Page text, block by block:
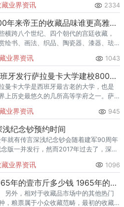
者，具有非常高的收藏价值，其价格之
是其他几套无法比拟的。
藏业界资讯 2334
800年来帝王的收藏品味谁更高雅？从宋徽宗到慈禧
横跨八个世纪、四个朝代的宫廷收藏，
绘书、画法、织品、陶瓷器、漆器、珐
九位统治者——包括北宋
业界资讯 1043
西班牙发行萨拉曼卡大学建校800周年纪念银币
曼卡大学是西班牙最古老的大学，也是
上历史最悠久的几所高等学府之一。萨
领域的实力亦不可小觑。
业界资讯 945
浅纪念钞预约时间
就有传言深浅纪念钞会随着建军90周年
版一并发行，然而2017年过去了，深浅
什么大动静。深浅钞预约时间是什么时
呢？
藏业界资讯 1096
1965年的壹市斤多少钱 1965年的壹市斤有收藏价值吗
外，相对于收藏品市场中的其他热门
，粮票属于小众收藏范畴，最初的收藏